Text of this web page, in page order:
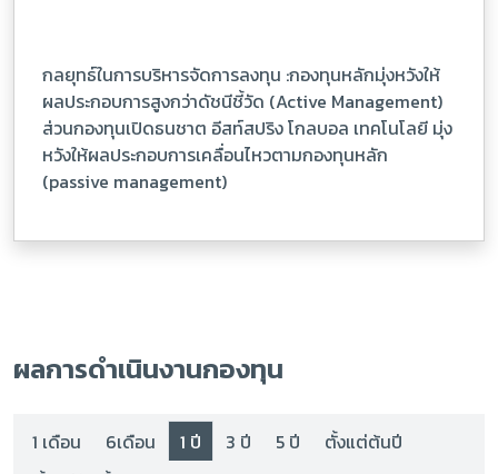
กลยุทธ์ในการบริหารจัดการลงทุน :กองทุนหลักมุ่งหวังให้
ผลประกอบการสูงกว่าดัชนีชี้วัด (Active Management)
ส่วนกองทุนเปิดธนชาต อีสท์สปริง โกลบอล เทคโนโลยี มุ่ง
หวังให้ผลประกอบการเคลื่อนไหวตามกองทุนหลัก
(passive management)
ผลการดำเนินงานกองทุน
1 เดือน 6เดือน 1 ปี 3 ปี 5 ปี
ตั้งแต่ต้นปี